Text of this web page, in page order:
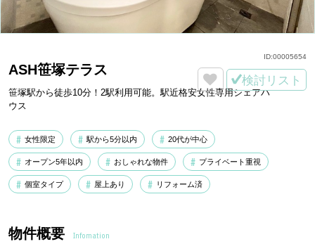
ASH笹塚テラス
笹塚駅から徒歩10分！2駅利用可能。駅近格安女性専用シェアハ
ウス
検討リスト
女性限定 駅から5分以内 20代が中心
オープン5年以内 おしゃれな物件 プライベート重視
個室タイプ 屋上あり リフォーム済
ID:00005654
物件概要 Infomation